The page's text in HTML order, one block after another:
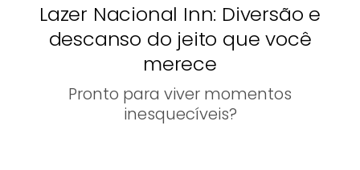
Lazer Nacional Inn: Diversão e
descanso do jeito que você
merece
Pronto para viver momentos
inesquecíveis?